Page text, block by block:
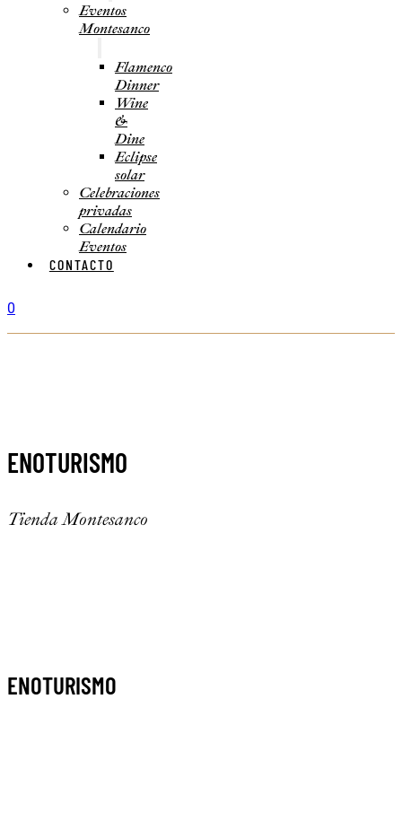
Eventos
Montesanco
Flamenco
Dinner
Wine
&
Dine
Eclipse
solar
Celebraciones
privadas
Calendario
Eventos
CONTACTO
0
ENOTURISMO
Tienda Montesanco
ENOTURISMO